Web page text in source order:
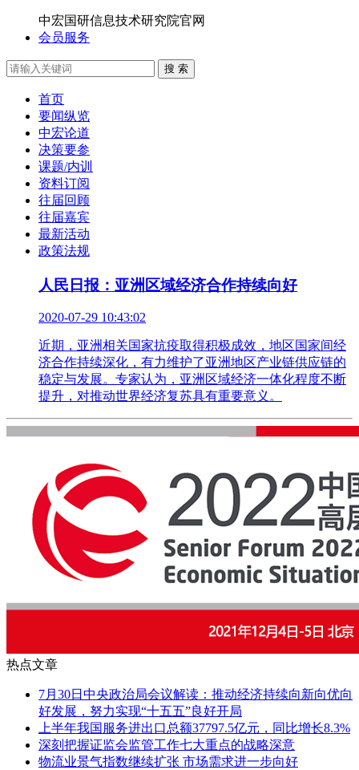
中宏国研信息技术研究院官网
会员服务
搜 索
首页
要闻纵览
中宏论道
决策要参
课题/内训
资料订阅
往届回顾
往届嘉宾
最新活动
政策法规
人民日报：亚洲区域经济合作持续向好
2020-07-29 10:43:02
近期，亚洲相关国家抗疫取得积极成效，地区国家间经
济合作持续深化，有力维护了亚洲地区产业链供应链的
稳定与发展。专家认为，亚洲区域经济一体化程度不断
提升，对推动世界经济复苏具有重要意义。
热点文章
7月30日中央政治局会议解读：推动经济持续向新向优向
好发展，努力实现“十五五”良好开局
上半年我国服务进出口总额37797.5亿元，同比增长8.3%
深刻把握证监会监管工作七大重点的战略深意
物流业景气指数继续扩张 市场需求进一步向好